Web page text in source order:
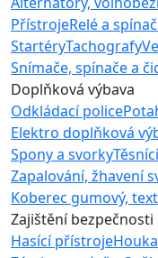
PřístrojeRelé a
StartéryTachografy
Snímače, spínače a
Doplňková výbava
Odkládací police
Elektro doplňková
Spony a svorky
Zapalování, žhavení
Koberec gumový,
Zajištění bezpečnosti
Hasící přístroje